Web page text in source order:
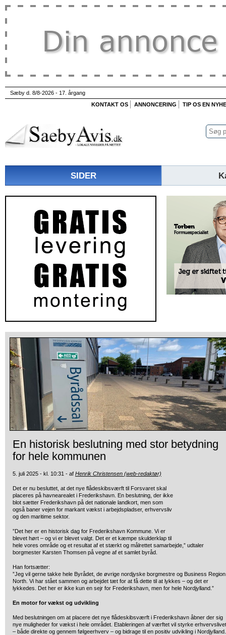
Sæby d. 8/8-2026 - 17. årgang
KONTAKT OS
ANNONCERING TIP OS EN
SIDER
En historisk beslutning med stor betydning
for hele kommunen
5. juli 2025 - kl. 10:31 - af Henrik Christensen (web-redaktør)
Det er nu besluttet, at det nye flådeskibsværft til Forsvaret skal
placeres på havnearealet i Frederikshavn. En beslutning, der ikke
blot sætter Frederikshavn på det nationale landkort, men som
også baner vejen for markant vækst i arbejdspladser, erhvervsliv
og den maritime sektor.
”Det her er en historisk dag for Frederikshavn Kommune. Vi er
blevet hørt – og vi er blevet valgt. Det er et kæmpe skulderklap til
hele vores område og et resultat af et stærkt og målrettet samarbejde,” udtaler
borgmester Karsten Thomsen på vegne af et samlet byråd.
Han fortsætter:
”Jeg vil gerne takke hele Byrådet, de øvrige nordjyske borgmestre og Business Region
North. Vi har stået sammen og arbejdet tæt for at få dette til at lykkes – og det er
lykkedes. Det her er ikke kun en sejr for Frederikshavn, men for hele Nordjylland.”
En motor for vækst og udvikling
Med beslutningen om at placere det nye flådeskibsværft i Frederikshavn åbner der sig
nye muligheder for vækst i hele området. Etableringen af værftet vil styrke erhvervslivet
– både direkte og gennem følgeerhverv – og bidrage til en positiv udvikling i Nordjylland.